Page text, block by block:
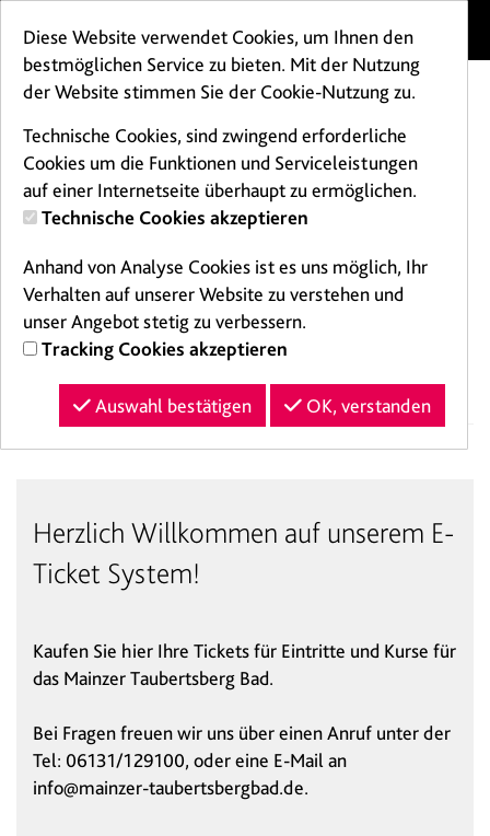
Mainzer
Taubertsberg
Bad
Herzlich Willkommen auf unserem E-
Ticket System!
Kaufen Sie hier Ihre Tickets für Eintritte und Kurse für
das Mainzer Taubertsberg Bad.
Bei Fragen freuen wir uns über einen Anruf unter der
Tel: 06131/129100, oder eine E-Mail an
info@mainzer-taubertsbergbad.de.
Diese Website verwendet Cookies, um Ihnen den
bestmöglichen Service zu bieten. Mit der Nutzung
der Website stimmen Sie der Cookie-Nutzung zu.
Technische Cookies, sind zwingend erforderliche
Cookies um die Funktionen und Serviceleistungen
auf einer Internetseite überhaupt zu ermöglichen.
Technische Cookies akzeptieren
Anhand von Analyse Cookies ist es uns möglich, Ihr
Verhalten auf unserer Website zu verstehen und
unser Angebot stetig zu verbessern.
Tracking Cookies akzeptieren
Auswahl bestätigen OK, verstanden